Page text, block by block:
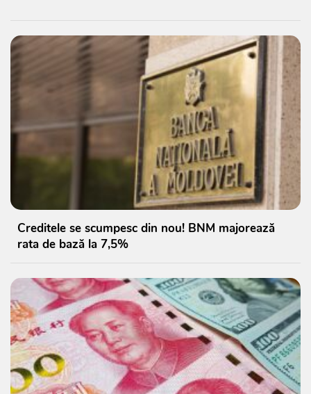
Creditele se scumpesc din nou! BNM majorează
rata de bază la 7,5%